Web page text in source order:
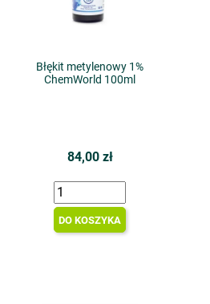
Błękit metylenowy 1%
ChemWorld 100ml
84,00 zł
DO KOSZYKA